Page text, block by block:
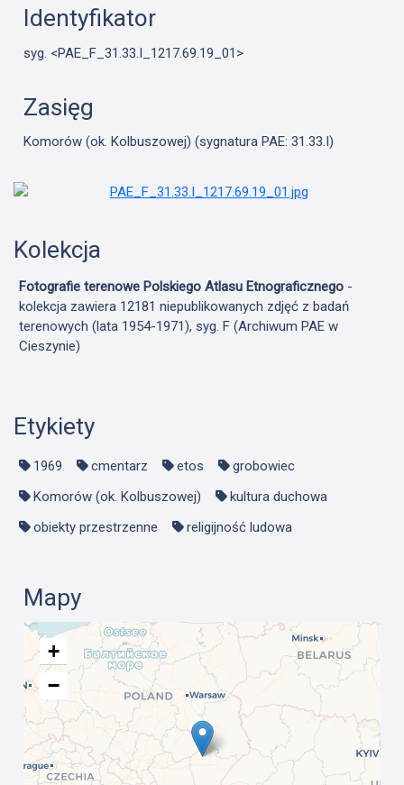
Identyfikator
syg. <PAE_F_31.33.I_1217.69.19_01>
Zasięg
Komorów (ok. Kolbuszowej) (sygnatura PAE: 31.33.I)
Kolekcja
Fotografie terenowe Polskiego Atlasu Etnograficznego -
kolekcja zawiera 12181 niepublikowanych zdjęć z badań
terenowych (lata 1954-1971), syg. F (Archiwum PAE w
Cieszynie)
Etykiety
1969 cmentarz etos
grobowiec
Komorów (ok. Kolbuszowej)
kultura duchowa
obiekty przestrzenne
religijność ludowa
Mapy
+
−